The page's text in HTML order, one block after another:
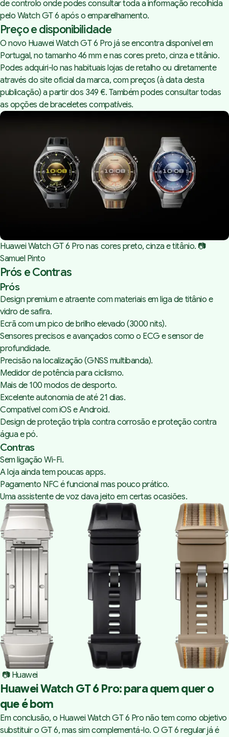
de controlo onde podes consultar toda a informação recolhida
pelo Watch GT 6 após o emparelhamento.
Preço e disponibilidade
O novo Huawei Watch GT 6 Pro já se encontradisponível em
Portugal, no tamanho 46 mm e nas cores preto, cinza e titânio.
Podes adquiri-lo nas habituais lojas de retalho ou diretamente
através do site oficial da marca, com preços (à data desta
publicação) a partir dos 349 €. Também podes consultar todas
as opções de braceletes compatíveis.
Huawei Watch GT 6 Pro nas cores preto, cinza e titânio. 📷
Samuel Pinto
Prós e Contras
Prós
Design premium e atraente com materiais em liga de titânio e
vidro de safira.
Ecrã com um pico de brilho elevado (3000 nits).
Sensores precisos e avançados como o ECG e sensor de
profundidade.
Precisão na localização (GNSS multibanda).
Medidor de potência para ciclismo.
Mais de 100 modos de desporto.
Excelente autonomia de até 21 dias.
Compatível com iOS e Android.
Design de proteção tripla contra corrosão e proteção contra
água e pó.
Contras
Sem ligação Wi-Fi.
A loja ainda tem poucas apps.
Pagamento NFC é funcional mas pouco prático.
Uma assistente de voz dava jeito em certas ocasiões.
📷 Huawei
Huawei Watch GT 6 Pro: para quem quer o
que é bom
Em conclusão, o Huawei Watch GT 6 Pro não tem como objetivo
substituir o GT 6, mas sim complementá-lo. O GT 6 regular já é